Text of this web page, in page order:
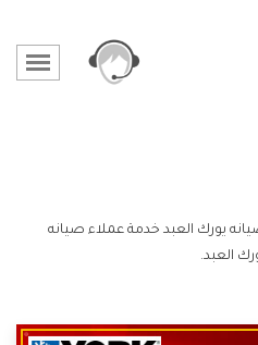
يورك العبد خدمة عملاء صيانه
العبد.